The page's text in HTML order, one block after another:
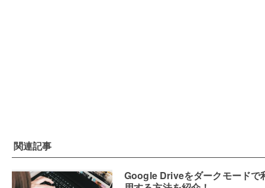
関連記事
Google Driveをダークモードで